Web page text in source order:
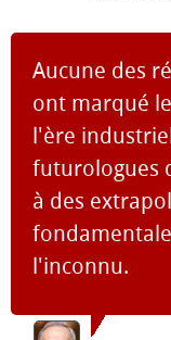
Aucune des
ont marqué
l'ère
futurologues
à des
l'inconnu.